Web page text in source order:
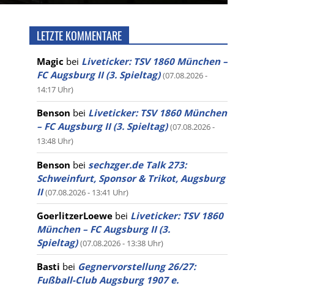
LETZTE KOMMENTARE
Magic bei Liveticker: TSV 1860 München –
FC Augsburg II (3. Spieltag) (07.08.2026 -
14:17 Uhr)
Benson bei Liveticker: TSV 1860 München
– FC Augsburg II (3. Spieltag) (07.08.2026 -
13:48 Uhr)
Benson bei sechzger.de Talk 273:
Schweinfurt, Sponsor & Trikot, Augsburg
II (07.08.2026 - 13:41 Uhr)
GoerlitzerLoewe bei Liveticker: TSV 1860
München – FC Augsburg II (3.
Spieltag) (07.08.2026 - 13:38 Uhr)
Basti bei Gegnervorstellung 26/27:
Fußball-Club Augsburg 1907 e.